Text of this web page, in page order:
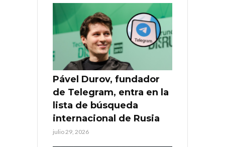
Pável Durov, fundador
de Telegram, entra en la
lista de búsqueda
internacional de Rusia
julio 29, 2026